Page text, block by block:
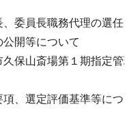
委員長職務代理の選任
開等について
保山斎場第１期指定管
、選定評価基準等につ